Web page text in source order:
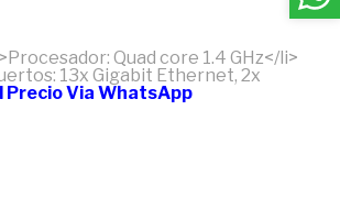
Quad core 1.4 GHz</li>
13x Gigabit Ethernet, 2x
Precio Via WhatsApp